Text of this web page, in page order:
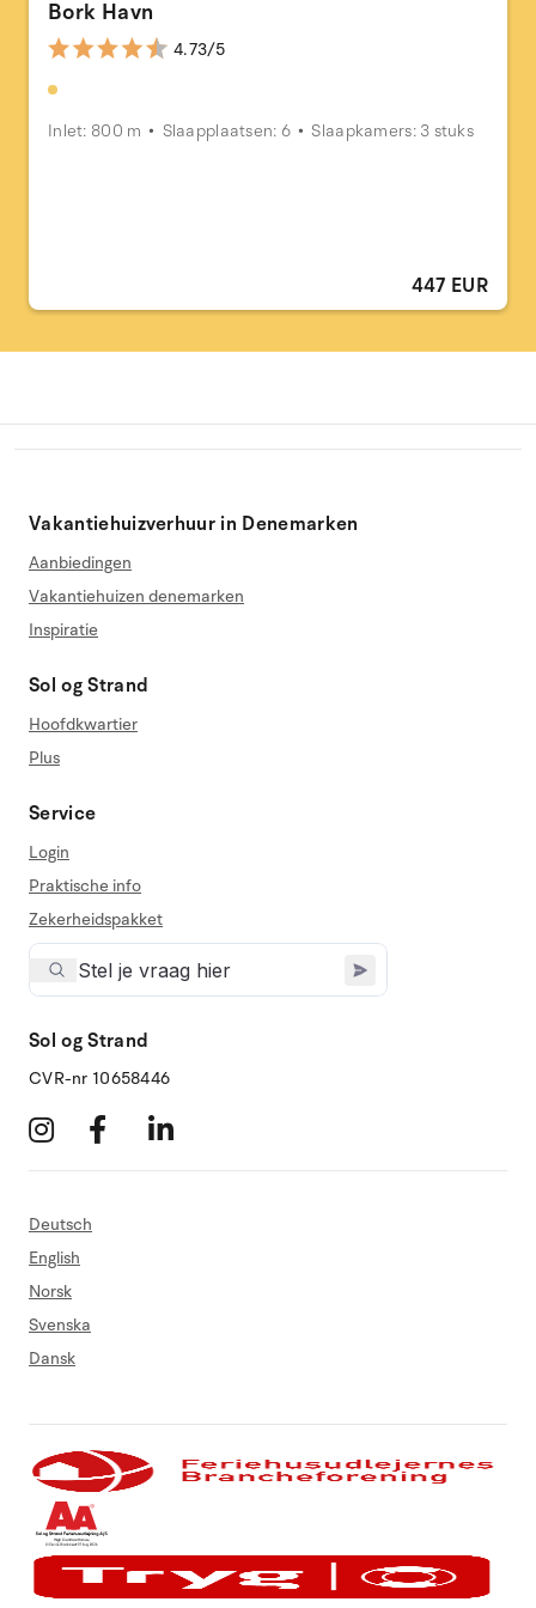
Bork Havn
4.73/5
Inlet: 800 m Slaapplaatsen: 6 Slaapkamers: 3 stuks
447 EUR
Vakantiehuizverhuur in Denemarken
Aanbiedingen
Vakantiehuizen denemarken
Inspiratie
Sol og Strand
Hoofdkwartier
Plus
Service
Login
Praktische info
Zekerheidspakket
Sol og Strand
CVR-nr 10658446
Deutsch
English
Norsk
Svenska
Dansk